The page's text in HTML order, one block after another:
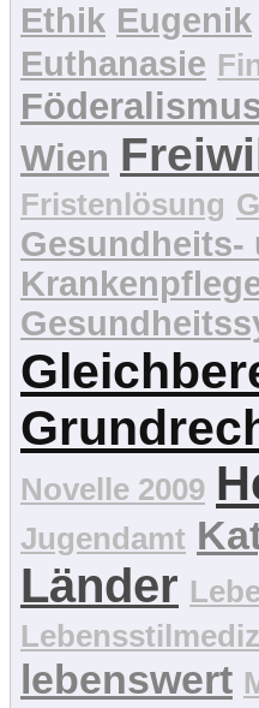
Ethik Eugenik
Euthanasie
Wien
Fristenlösung
Gesundheits-
Novelle 2009
Jugendamt
Länder
lebenswert